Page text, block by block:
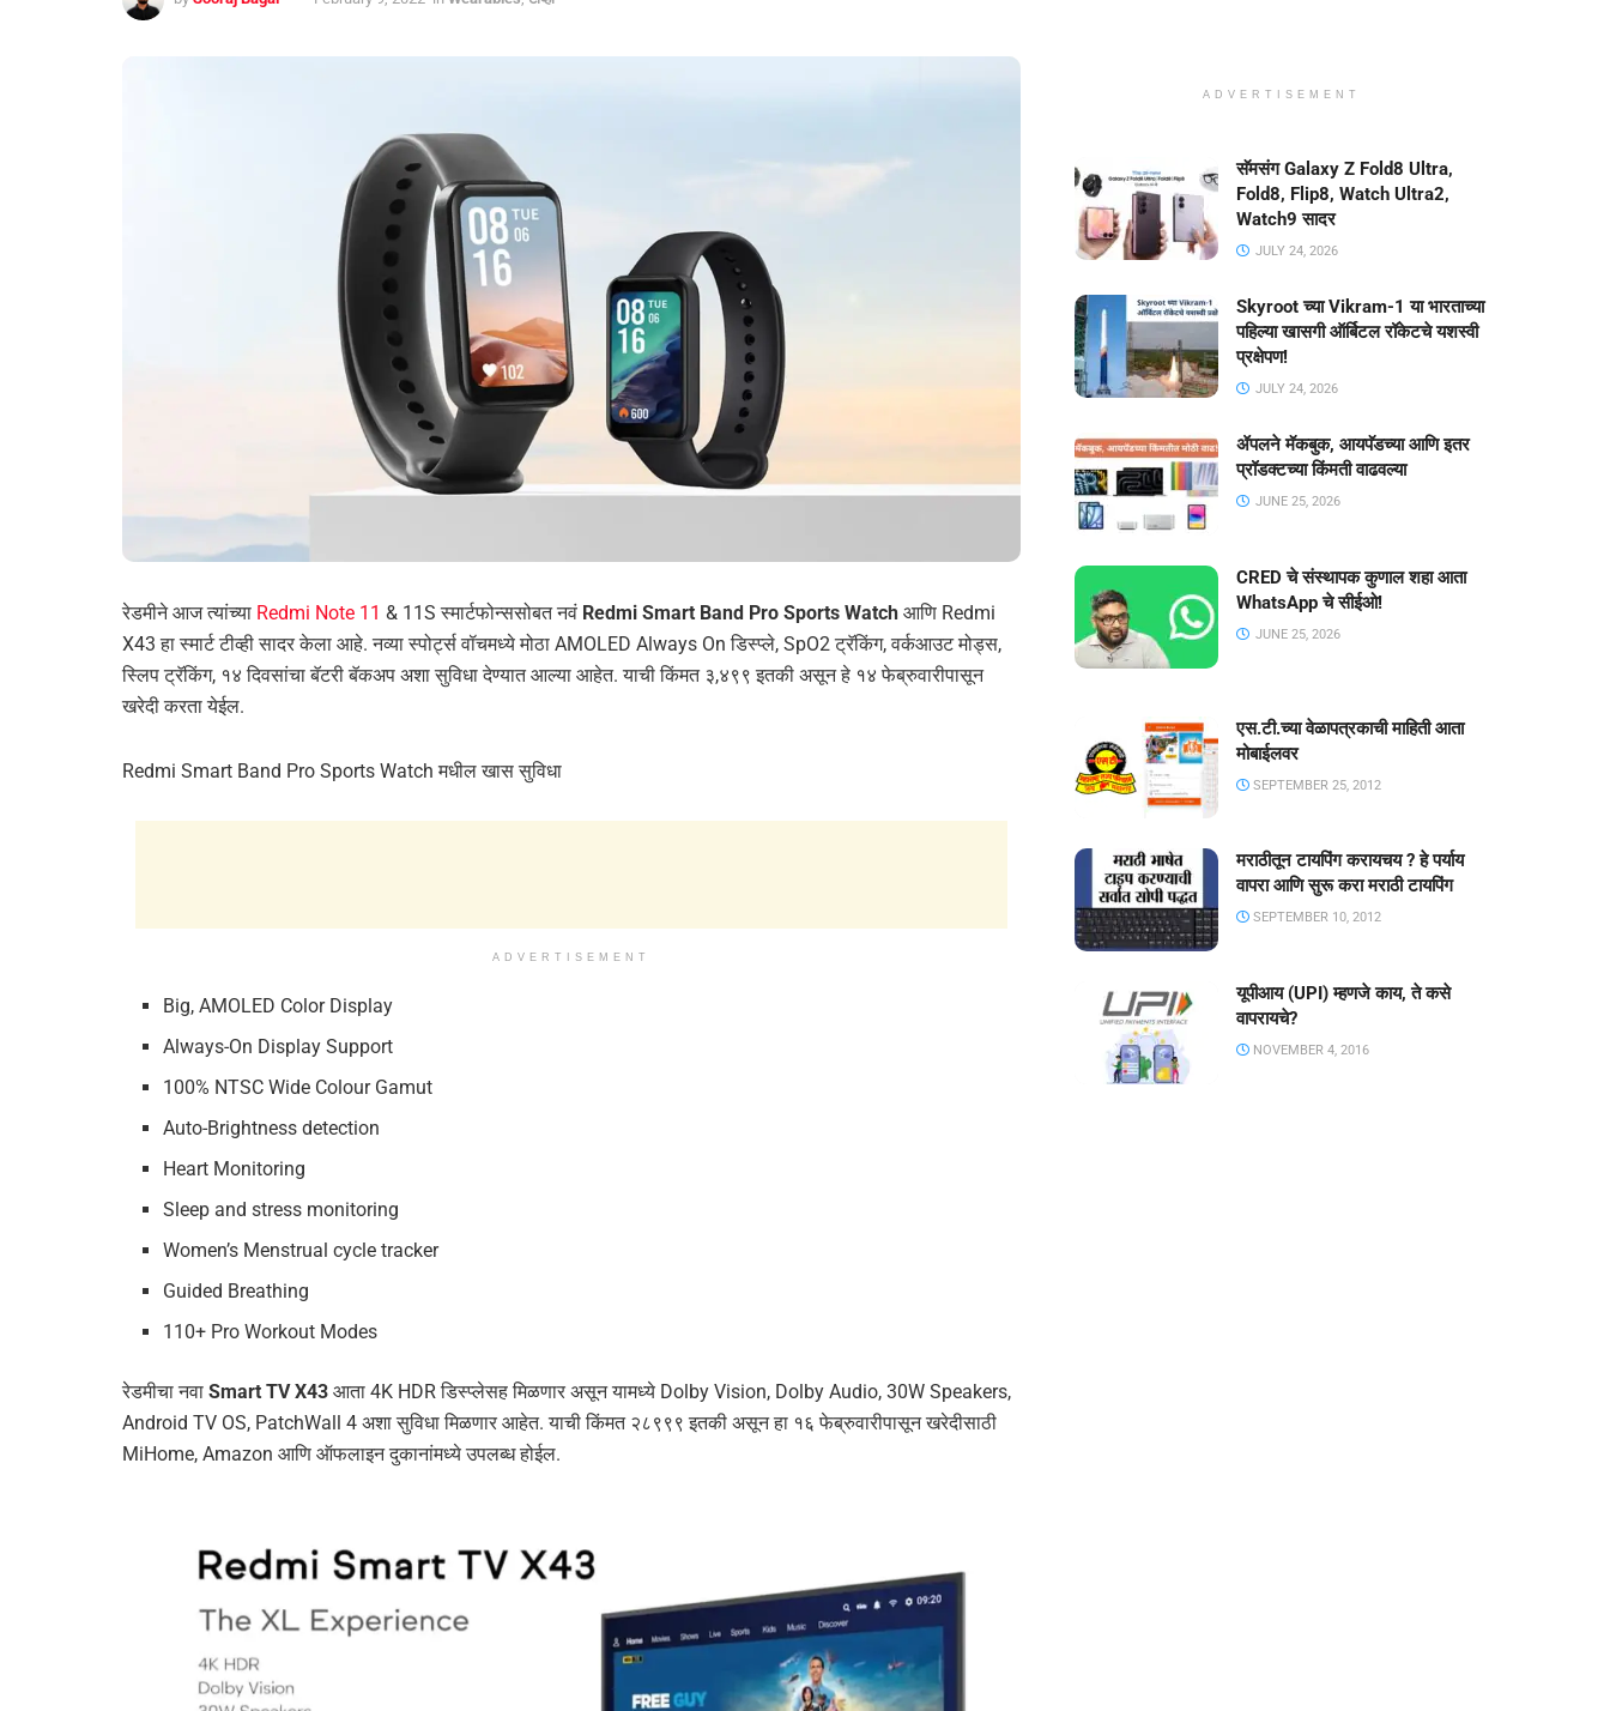
रेडमीने आज त्यांच्या Redmi Note 11 & 11S स्मार्टफोन्ससोबत नवं Redmi Smart Band Pro Sports Watch आणि Redmi
X43 हा स्मार्ट टीव्ही सादर केला आहे. नव्या स्पोर्ट्स वॉचमध्ये मोठा AMOLED Always On डिस्प्ले, SpO2 ट्रॅकिंग, वर्कआउट मोड्स,
स्लिप ट्रॅकिंग, १४ दिवसांचा बॅटरी बॅकअप अशा सुविधा देण्यात आल्या आहेत. याची किंमत ३,४९९ इतकी असून हे १४ फेब्रुवारीपासून
खरेदी करता येईल.
Redmi Smart Band Pro Sports Watch मधील खास सुविधा
ADVERTISEMENT
Big, AMOLED Color Display
Always-On Display Support
100% NTSC Wide Colour Gamut
Auto-Brightness detection
Heart Monitoring
Sleep and stress monitoring
Women’s Menstrual cycle tracker
Guided Breathing
110+ Pro Workout Modes
रेडमीचा नवा Smart TV X43 आता 4K HDR डिस्प्लेसह मिळणार असून यामध्ये Dolby Vision, Dolby Audio, 30W Speakers,
Android TV OS, PatchWall 4 अशा सुविधा मिळणार आहेत. याची किंमत २८९९९ इतकी असून हा १६ फेब्रुवारीपासून खरेदीसाठी
MiHome, Amazon आणि ऑफलाइन दुकानांमध्ये उपलब्ध होईल.
ADVERTISEMENT
सॅमसंग Galaxy Z Fold8 Ultra,
Fold8, Flip8, Watch Ultra2,
Watch9 सादर
JULY 24, 2026
Skyroot च्या Vikram-1 या भारताच्या
पहिल्या खासगी ऑर्बिटल रॉकेटचे यशस्वी
प्रक्षेपण!
JULY 24, 2026
ॲपलने मॅकबुक, आयपॅडच्या आणि इतर
प्रॉडक्टच्या किंमती वाढवल्या
JUNE 25, 2026
CRED चे संस्थापक कुणाल शहा आता
WhatsApp चे सीईओ!
JUNE 25, 2026
एस.टी.च्या वेळापत्रकाची माहिती आता
मोबाईलवर
SEPTEMBER 25, 2012
मराठीतून टायपिंग करायचय ? हे पर्याय
वापरा आणि सुरू करा मराठी टायपिंग
SEPTEMBER 10, 2012
यूपीआय (UPI) म्हणजे काय, ते कसे
वापरायचे?
NOVEMBER 4, 2016